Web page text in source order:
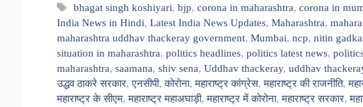
Tags
bhagat singh koshiyari,bjp,corona in maharashtra,corona in
India News in Hindi, Latest India News Updates, Maharashtra,
maharashtra uddhav thackeray government, Mumbai, ncp, nitin
situation in maharashtra, politics headlines, politics latest news,
maharashtra, saamana, shiv sena, Uddhav thackeray, uddhav
उद्धव ठाकरे सरकार,एनसीपी,कोरोना,महाराष्ट्र कांग्रेस,महाराष्ट्र की राजनीति,
महाराष्ट्र के सीएम,महाराष्ट्र महाअघाड़ी,महाराष्ट्र में कोरोना,महाराष्ट्र सरकार,